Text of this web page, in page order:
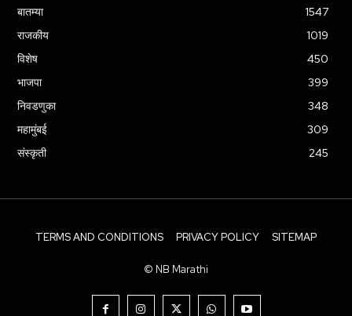
बातम्या
1547
राजकीय
1019
विशेष
450
भाजपा
399
निवडणुका
348
महामुंबई
309
संस्कृती
245
TERMS AND CONDITIONS PRIVACY POLICY SITEMAP
© NB Marathi